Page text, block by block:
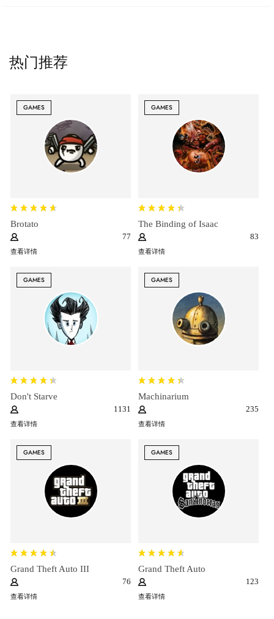
热门推荐
GAMES
Brotato
77
查看详情
GAMES
The Binding of Isaac
83
查看详情
GAMES
Don't Starve
1131
查看详情
GAMES
Machinarium
235
查看详情
GAMES
Grand Theft Auto III
76
查看详情
GAMES
Grand Theft Auto
123
查看详情